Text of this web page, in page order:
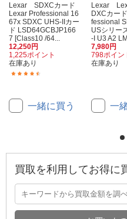
Lexar SDXCカード
Lexar Professional 16
67x SDXC UHS-IIカー
ド LSD64GCBJP166
7 [Class10 /64...
12,250円
1,225ポイント
在庫あり
一緒に買う
Lexar
DXCカー
fessional
USシリー
-I U3 A2
7,980円
798ポイン
在庫あり
一
買取を利用してお得に